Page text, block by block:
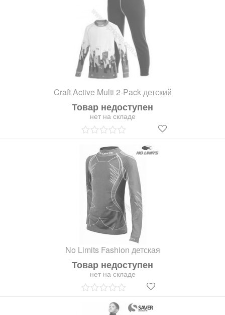
Craft Active Multi 2-Pack детский
Товар недоступен
нет на складе
No Limits Fashion детская
Товар недоступен
нет на складе